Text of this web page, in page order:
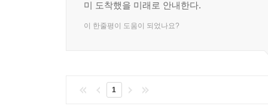
미 도착했을 미래로 안내한다.
이 한줄평이 도움이 되었나요?
1